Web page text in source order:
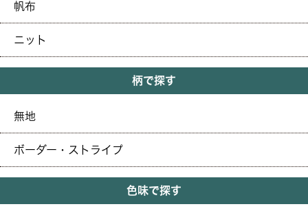
帆布
ニット
柄で探す
無地
ボーダー・ストライプ
色味で探す